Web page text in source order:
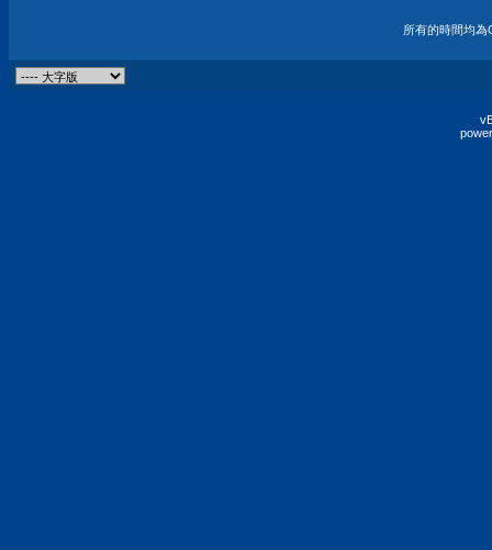
所有的時間均為